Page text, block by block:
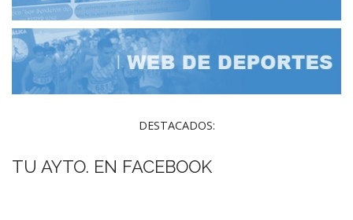
DESTACADOS:
TU AYTO. EN FACEBOOK